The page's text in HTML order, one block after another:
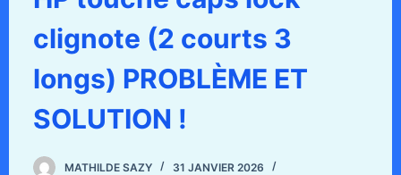
clignote (2 courts 3
longs) PROBLÈME ET
SOLUTION !
MATHILDE SAZY
31 JANVIER 2026